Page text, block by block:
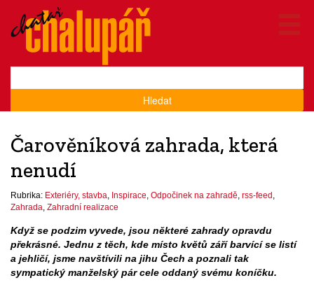
Hledat
Čarověníková zahrada, která
nenudí
Rubrika: Exteriéry, stavba Inspirace Odpočinek na zahradě rss-feed
Zahrada Zahradní realizace
Když se podzim vyvede, jsou některé zahrady opravdu
překrásné. Jednu z těch, kde místo květů září barvící se listí
a jehličí, jsme navštívili na jihu Čech a poznali tak
sympatický manželský pár cele oddaný svému koníčku.